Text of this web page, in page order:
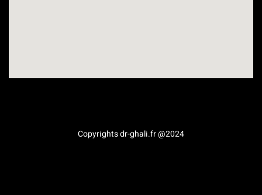
Copyrights dr-ghali.fr @2024